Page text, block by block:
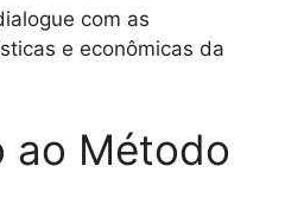
com as
e econômicas da
ao Método